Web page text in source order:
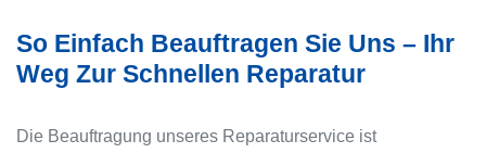
So Einfach Beauftragen Sie Uns – Ihr
Weg Zur Schnellen Reparatur
Die Beauftragung unseres Reparaturservice ist